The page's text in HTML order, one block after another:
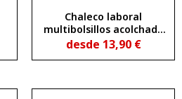
Chaleco laboral
multibolsillos acolchado
con faldón trasero
ALMANZOR
desde 13,90 €